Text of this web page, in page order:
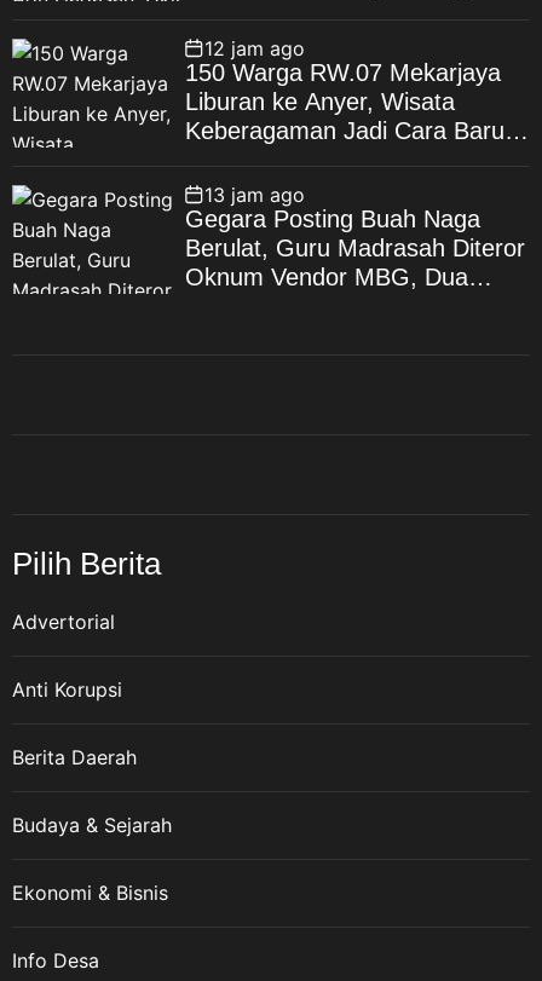
12 jam ago
150 Warga RW.07 Mekarjaya
Liburan ke Anyer, Wisata
Keberagaman Jadi Cara Baru
13 jam ago
Gegara Posting Buah Naga
Berulat, Guru Madrasah Diteror
Oknum Vendor MBG, Dua
Pilih Berita
Advertorial
Anti Korupsi
Berita Daerah
Budaya & Sejarah
Ekonomi & Bisnis
Info Desa